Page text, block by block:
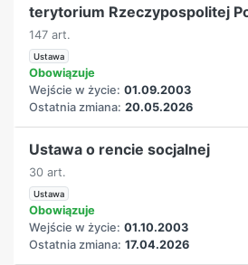
terytorium Rzeczypospolitej
147 art.
Ustawa
Obowiązuje
Wejście w życie: 01.09.2003
Ostatnia zmiana: 20.05.2026
Ustawa o rencie socjalnej
30 art.
Ustawa
Obowiązuje
Wejście w życie: 01.10.2003
Ostatnia zmiana: 17.04.2026